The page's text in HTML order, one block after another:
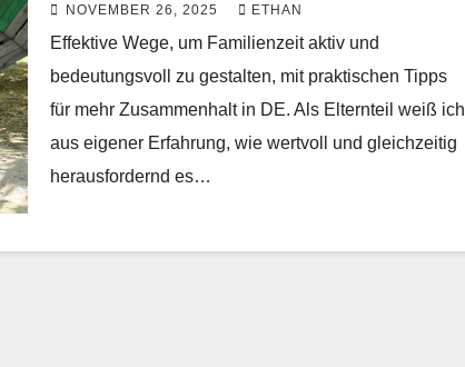
NOVEMBER 26, 2025 ETHAN
Effektive Wege, um Familienzeit aktiv und
bedeutungsvoll zu gestalten, mit praktischen Tipps
für mehr Zusammenhalt in DE. Als Elternteil weiß ich
aus eigener Erfahrung, wie wertvoll und gleichzeitig
herausfordernd es…